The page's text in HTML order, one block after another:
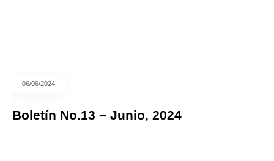
06/06/2024
Boletín No.13 – Junio, 2024